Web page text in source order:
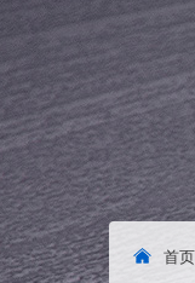
首页